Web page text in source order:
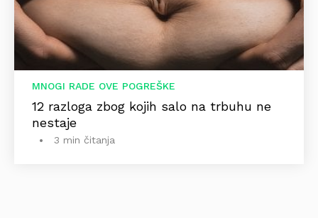
MNOGI RADE OVE POGREŠKE
12 razloga zbog kojih salo na trbuhu ne
nestaje
3 min čitanja